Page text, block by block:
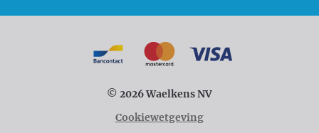
© 2026 Waelkens NV
Cookiewetgeving
Betaalmogelijkheden
BancontactMasterCard
VISA